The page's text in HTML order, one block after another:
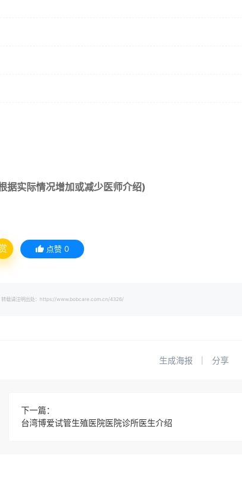
据实际情况增加或减少医师介绍)
点赞 0
转载请注明出处：https://www.bobcare.com.cn/4326/
生成海报 分享
下一篇：
台湾博爱试管生殖医院医院诊所医生介绍